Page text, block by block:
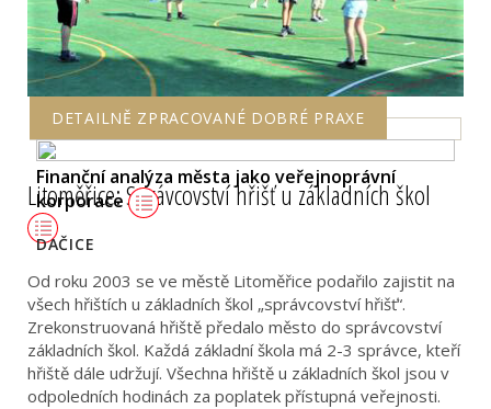
DETAILNĚ ZPRACOVANÉ DOBRÉ PRAXE
Finanční analýza města jako veřejnoprávní
korporace
DAČICE
Litoměřice: Správcovství hřišť u základních škol
Od roku 2003 se ve městě Litoměřice podařilo zajistit na
všech hřištích u základních škol „správcovství hřišť“.
Zrekonstruovaná hřiště předalo město do správcovství
základních škol. Každá základní škola má 2-3 správce, kteří
hřiště dále udržují. Všechna hřiště u základních škol jsou v
odpoledních hodinách za poplatek přístupná veřejnosti.